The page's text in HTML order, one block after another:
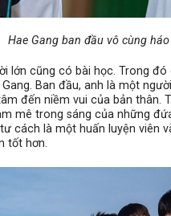
Hae Gang ban đầu vô cùng
lớn cũng có bài học. Trong
Ban đầu, anh là một
đến niềm vui của bản thân.
mê trong sáng của những
cách là một huấn luyện viên
tốt hơn.